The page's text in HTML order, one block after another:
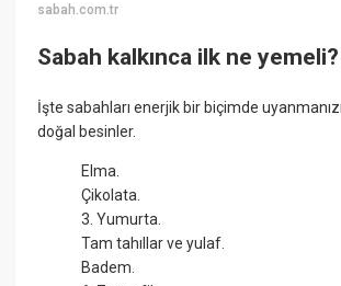
sabah.com.tr
Sabah kalkınca ilk ne yemeli?
İşte sabahları enerjik bir biçimde
doğal besinler.
Elma.
Çikolata.
3. Yumurta.
Tam tahıllar ve yulaf.
Badem.